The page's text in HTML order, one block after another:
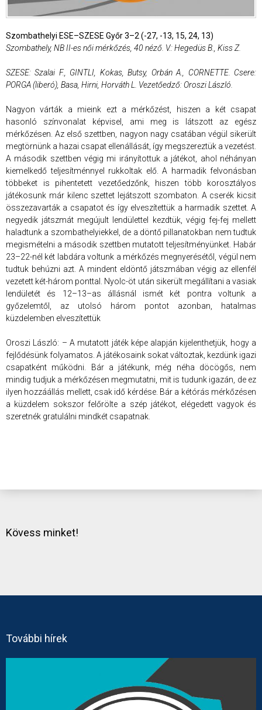
Szombathelyi ESE–SZESE Győr 3–2 (-27, -13, 15, 24, 13)
Szombathely, NB II-es női mérkőzés, 40 néző. V.: Hegedüs B., Kiss Z.
SZESE: Szalai F., GINTLI, Kokas, Butsy, Orbán A., CORNETTE. Csere:
PORGA (liberó), Basa, Hirni, Horváth L. Vezetőedző: Oroszi László.
Nagyon várták a mieink ezt a mérkőzést, hiszen a két csapat
hasonló színvonalat képvisel, ami meg is látszott az egész
mérkőzésen. Az első szettben, nagyon nagy csatában végül sikerült
megtörnünk a hazai csapat ellenállását, így megszereztük a vezetést.
A második szettben végig mi irányítottuk a játékot, ahol néhányan
kiemelkedő teljesítménnyel rukkoltak elő. A harmadik felvonásban
többeket is pihentetett vezetőedzőnk, hiszen több korosztályos
játékosunk már kilenc szettet lejátszott szombaton. A cserék kicsit
összezavarták a csapatot és így elveszítettük a harmadik szettet. A
negyedik játszmát megújult lendülettel kezdtük, végig fej-fej mellett
haladtunk a szombathelyiekkel, de a döntő pillanatokban nem tudtuk
megismételni a második szettben mutatott teljesítményünket. Habár
23–22-nél két labdára voltunk a mérkőzés megnyerésétől, végül nem
tudtuk behúzni azt. A mindent eldöntő játszmában végig az ellenfél
vezetett két-három ponttal. Nyolc-öt után sikerült megállítani a vasiak
lendületét és 12–13–as állásnál ismét két pontra voltunk a
győzelemtől, az utolsó három pontot azonban, hatalmas
küzdelemben elveszítettük
Oroszi László: – A mutatott játék képe alapján kijelenthetjük, hogy a
fejlődésünk folyamatos. A játékosaink sokat változtak, kezdünk igazi
csapatként működni. Bár a játékunk, még néha döcögős, nem
mindig tudjuk a mérkőzésen megmutatni, mit is tudunk igazán, de ez
ilyen hozzáállás mellett, csak idő kérdése. Bár a kétórás mérkőzésen
a küzdelem sokszor felőrölte a szép játékot, elégedett vagyok és
szeretnék gratulálni mindkét csapatnak.
Kövess minket!
További hírek